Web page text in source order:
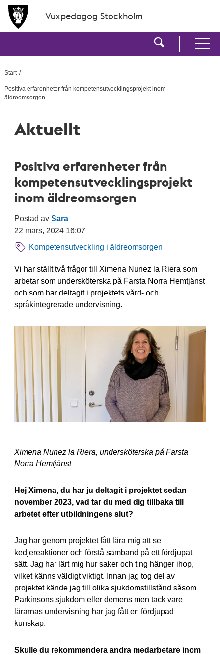
Hoppa till huvudinnehållet
Vuxpedagog Stockholm
Visa
Visa
Start
Positiva erfarenheter från kompetensutvecklingsprojekt inom
äldreomsorgen
Aktuellt
Positiva erfarenheter från
kompetensutvecklingsprojekt
inom äldreomsorgen
Postad av Sara
22 mars, 2024 16:07
Kompetensutveckling i äldreomsorgen
Vi har ställt två frågor till Ximena Nunez la Riera som
arbetar som undersköterska på Farsta Norra Hemtjänst
och som har deltagit i projektets vård- och
språkintegrerade undervisning.
Ximena Nunez la Riera, undersköterska på Farsta
Norra Hemtjänst
Hej Ximena, du har ju deltagit i projektet sedan
november 2023, vad tar du med dig tillbaka till
arbetet efter utbildningens slut?
Jag har genom projektet fått lära mig att se
kedjereaktioner och förstå samband på ett fördjupat
sätt. Jag har lärt mig hur saker och ting hänger ihop,
vilket känns väldigt viktigt. Innan jag tog del av
projektet kände jag till olika sjukdomstillstånd såsom
Parkinsons sjukdom eller demens men tack vare
lärarnas undervisning har jag fått en fördjupad
kunskap.
Skulle du rekommendera andra medarbetare inom